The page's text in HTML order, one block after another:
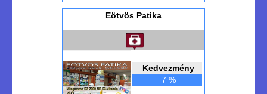
Eötvös Patika
Kedvezmény
7 %